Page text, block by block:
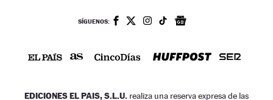
SÍGUENOS:
EDICIONES EL PAIS, S.L.U. realiza una reserva expresa de las